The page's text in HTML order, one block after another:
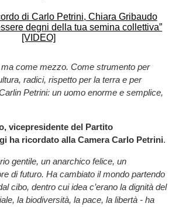
ma come mezzo. Come strumento per
radici, rispetto per la terra e per
Petrini: un uomo enorme e semplice,
vicepresidente del Partito
ha ricordato alla Camera Carlo Petrini.
gentile, un anarchico felice, un
di futuro. Ha cambiato il mondo partendo
cibo, dentro cui idea c’erano la dignità del
la biodiversità, la pace, la libertà - ha